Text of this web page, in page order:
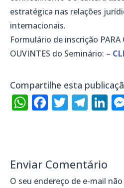
estratégica nas relações
internacionais.
Formulário de inscrição PARA
OUVINTES do Seminário: –
Compartilhe esta
WhatsApp
Facebook
Twitter
Enviar Comentário
O seu endereço de e-mail